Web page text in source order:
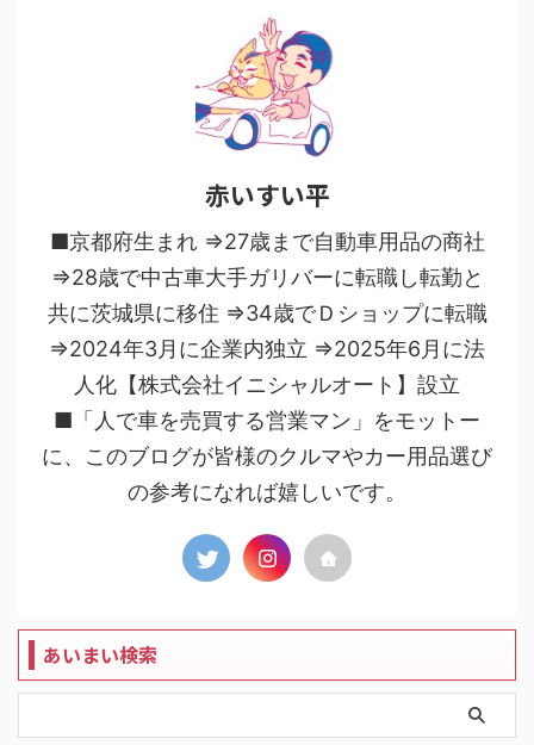
赤いすい平
■京都府生まれ ⇒27歳まで自動車用品の商社
⇒28歳で中古車大手ガリバーに転職し転勤と
共に茨城県に移住 ⇒34歳でＤショップに転職
⇒2024年3月に企業内独立 ⇒2025年6月に法
人化【株式会社イニシャルオート】設立
■「人で車を売買する営業マン」をモットー
に、このブログが皆様のクルマやカー用品選び
の参考になれば嬉しいです。
あいまい検索